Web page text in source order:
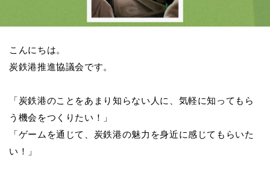
こんにちは。
炭鉄港推進協議会です。
「炭鉄港のことをあまり知らない人に、気軽に知ってもら
う機会をつくりたい！」
「ゲームを通じて、炭鉄港の魅力を身近に感じてもらいた
い！」